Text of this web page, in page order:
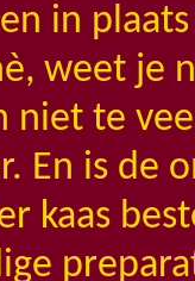
in
weet je
niet te
En is de
kaas